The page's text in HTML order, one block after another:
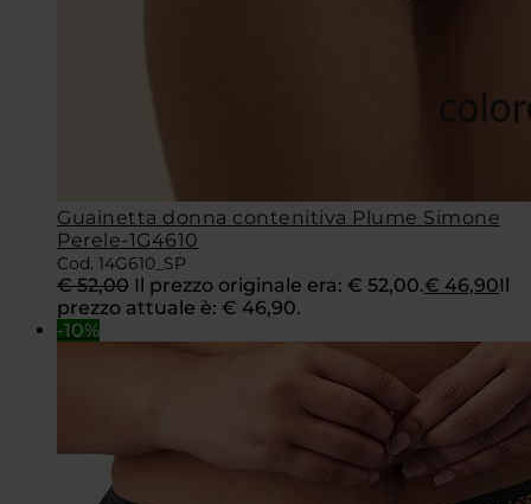
Guainetta donna contenitiva Plume Simone
Perele-1G4610
Cod. 14G610_SP
€52,00 Il prezzo originale era: € 52,00.€ 46,90Il
prezzo attuale è: € 46,90.
-10%